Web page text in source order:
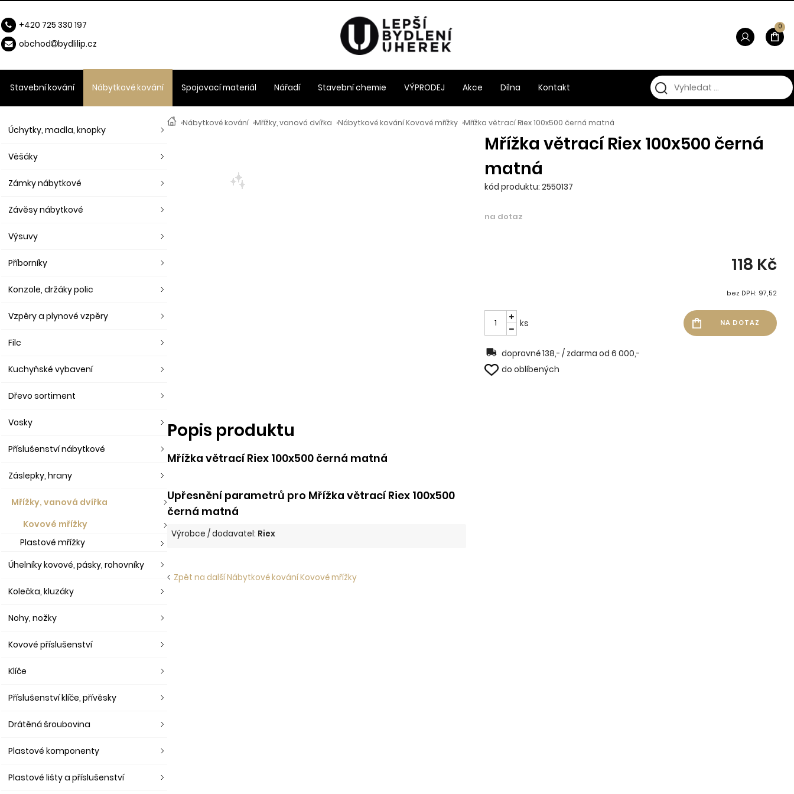
›Nábytkové kování ›Mřížky, vanová dvířka ›Nábytkové kování Kovové mřížky ›Mřížka větrací Riex 100x500 černá matná
Mřížka větrací Riex 100x500 černá
matná
kód produktu: 2550137
na dotaz
118 Kč
bez DPH: 97,52
ks
dopravné 138,- / zdarma od 6 000,-
do oblíbených
Popis produktu
Mřížka větrací Riex 100x500 černá matná
Upřesnění parametrů pro Mřížka větrací Riex 100x500
černá matná
Výrobce / dodavatel: Riex
Zpět na další Nábytkové kování Kovové mřížky
Úchytky, madla, knopky
Věšáky
Zámky nábytkové
Závěsy nábytkové
Výsuvy
Příborníky
Konzole, držáky polic
Vzpěry a plynové vzpěry
Filc
Kuchyňské vybavení
Dřevo sortiment
Vosky
Příslušenství nábytkové
Záslepky, hrany
Mřížky, vanová dvířka
Kovové mřížky
Plastové mřížky
Úhelníky kovové, pásky, rohovníky
Kolečka, kluzáky
Nohy, nožky
Kovové příslušenství
Klíče
Příslušenství klíče, přívěsky
Drátěná šroubovina
Plastové komponenty
Plastové lišty a příslušenství
Stavební kování Nábytkové kování Spojovací materiál Nářadí Stavební chemie VÝPRODEJ Akce Dílna Kontakt
0
+420 725 330 197
obchod
bydlilip.cz